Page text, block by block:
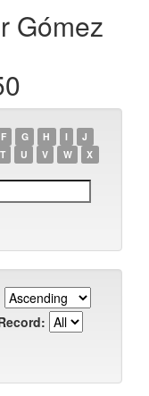
Gómez
F G H I
J
T U V W
X